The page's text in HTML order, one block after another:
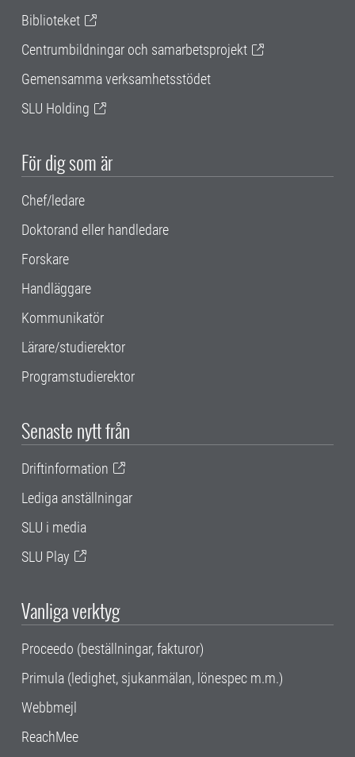
Biblioteket
Centrumbildningar och samarbetsprojekt
Gemensamma verksamhetsstödet
SLU Holding
För dig som är
Chef/ledare
Doktorand eller handledare
Forskare
Handläggare
Kommunikatör
Lärare/studierektor
Programstudierektor
Senaste nytt från
Driftinformation
Lediga anställningar
SLU i media
SLU Play
Vanliga verktyg
Proceedo (beställningar, fakturor)
Primula (ledighet, sjukanmälan, lönespec m.m.)
Webbmejl
ReachMee